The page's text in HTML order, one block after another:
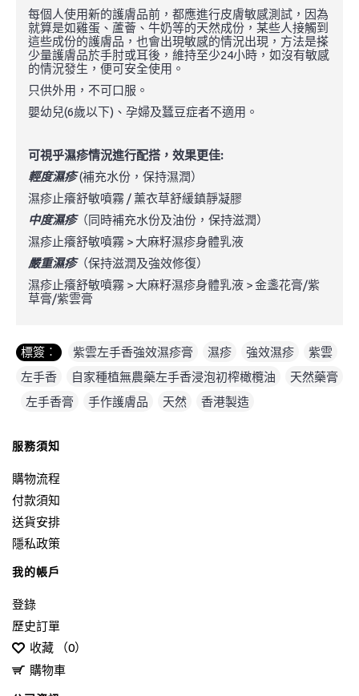
每個人使用新的護膚品前，都應進行皮膚敏感測試，因為
就算是如雞蛋、蘆薈、牛奶等的天然成份，某些人接觸到
這些成份的護膚品，也會出現敏感的情況出現，方法是搽
少量護膚品於手肘或耳後，維持至少24小時，如沒有敏感
的情況發生，便可安全使用。
只供外用，不可口服。
嬰幼兒(6歲以下)、孕婦及蠶豆症者不適用。
可視乎濕疹情況進行配搭，效果更佳:
輕度濕疹(補充水份，保持濕潤）
濕疹止癢舒敏噴霧 / 薰衣草舒緩鎮靜凝膠
中度濕疹（同時補充水份及油份，保持滋潤）
濕疹止癢舒敏噴霧 > 大麻籽濕疹身體乳液
嚴重濕疹（保持滋潤及強效修復）
濕疹止癢舒敏噴霧 > 大麻籽濕疹身體乳液 > 金盞花膏/紫
草膏/紫雲膏
標簽︰ 紫雲左手香強效濕疹膏 濕疹 強效濕疹 紫雲
左手香
自家種植無農藥左手香浸泡初榨橄欖油
天然藥膏
左手香膏 手作護膚品 天然 香港製造
服務須知
購物流程
付款須知
送貨安排
隱私政策
我的帳戶
登錄
歷史訂單
收藏 （0）
購物車